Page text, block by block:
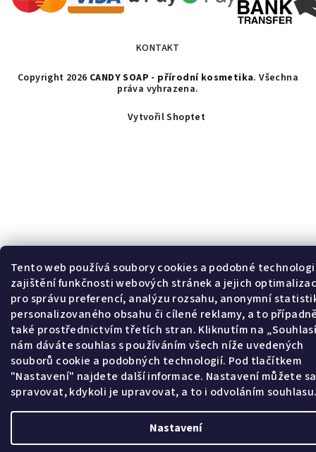
Tento web používá soubory cookies a podobné
zajištění funkčnosti webových stránek a jejich
pro správu preferencí, analýzu rozsahu, anonymní
personalizovaného obsahu či cílené reklamy, a to
také prostřednictvím třetích stran. Kliknutím na
nám dáváte souhlas s používáním všech níže uvedených
souborů cookie a podobných technologií. Pod tlačítkem
"Nastavení" najdete další informace. Nastavení můžete
spravovat, kdykoli je upravovat, a to i odvoláním
Nastavení
KONTAKT
Copyright 2026 CANDY SOAP - přírodní kosmetika. Všechna
práva vyhrazena.
Vytvořil Shoptet